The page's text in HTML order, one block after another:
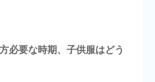
必要な時期、子供服はどう